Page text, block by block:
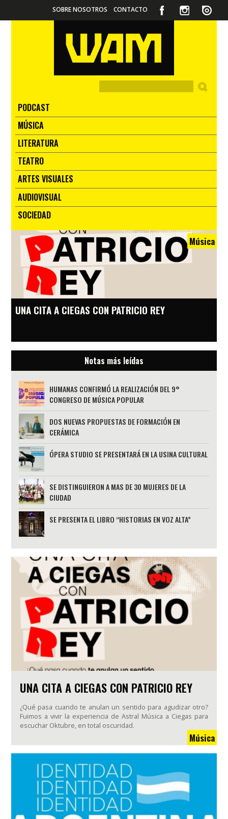
SOBRE NOSOTROS CONTACTO
PODCAST
MÚSICA
LITERATURA
TEATRO
ARTES VISUALES
AUDIOVISUAL
SOCIEDAD
Música
UNA CITA A CIEGAS CON PATRICIO REY
Notas más leídas
HUMANAS CONFIRMÓ LA REALIZACIÓN DEL 9°
CONGRESO DE MÚSICA POPULAR
DOS NUEVAS PROPUESTAS DE FORMACIÓN EN
CERÁMICA
ÓPERA STUDIO SE PRESENTARÁ EN LA USINA CULTURAL
SE DISTINGUIERON A MAS DE 30 MUJERES DE LA
CIUDAD
SE PRESENTA EL LIBRO “HISTORIAS EN VOZ ALTA”
UNA CITA A CIEGAS CON PATRICIO REY
¿Qué pasa cuando te anulan un sentido para agudizar otro?
Fuimos a vivir la experiencia de Astral Música a Ciegas para
escuchar Oktubre, en total oscuridad.
Música